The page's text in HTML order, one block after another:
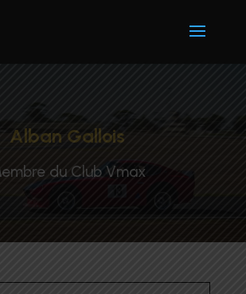
Alban Gallois
du Club Vmax